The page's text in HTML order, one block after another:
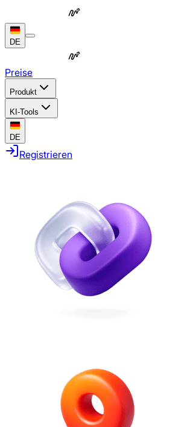
DE
Preise
Produkt
KI-Tools
DE
Registrieren